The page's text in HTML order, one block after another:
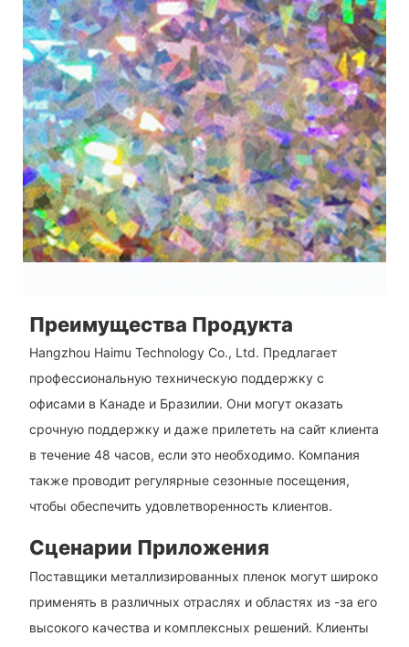
Преимущества Продукта
Hangzhou Haimu Technology Co., Ltd. Предлагает
профессиональную техническую поддержку с
офисами в Канаде и Бразилии. Они могут оказать
срочную поддержку и даже прилететь на сайт клиента
в течение 48 часов, если это необходимо. Компания
также проводит регулярные сезонные посещения,
чтобы обеспечить удовлетворенность клиентов.
Сценарии Приложения
Поставщики металлизированных пленок могут широко
применять в различных отраслях и областях из -за его
высокого качества и комплексных решений. Клиенты